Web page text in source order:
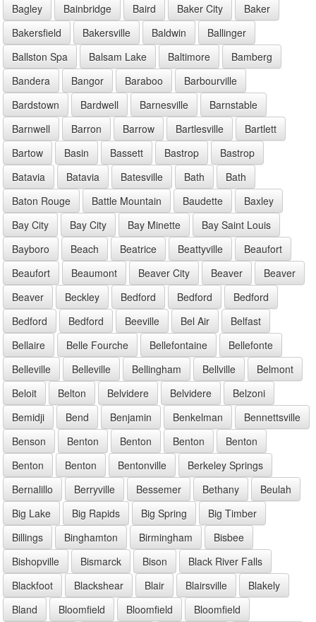
Bagley
Bainbridge Baird Baker City
Baker
Bakersfield
Bakersville Baldwin
Ballinger
Ballston Spa
Balsam Lake Baltimore
Bamberg
Bandera
Bangor Baraboo
Barbourville
Bardstown
Bardwell Barnesville
Barnstable
Barnwell
Barron Barrow Bartlesville
Bartlett
Bartow
Basin Bassett Bastrop
Bastrop
Batavia
Batavia Batesville Bath
Bath
Baton Rouge
Battle Mountain Baudette
Baxley
Bay City
Bay City Bay Minette
Bay Saint Louis
Bayboro
Beach Beatrice Beattyville
Beaufort
Beaufort
Beaumont Beaver City Beaver
Beaver
Beaver
Beckley Bedford Bedford
Bedford
Bedford
Bedford Beeville Bel Air
Belfast
Bellaire
Belle Fourche Bellefontaine
Bellefonte
Belleville
Belleville Bellingham Bellville
Belmont
Beloit
Belton Belvidere Belvidere
Belzoni
Bemidji
Bend Benjamin Benkelman
Bennettsville
Benson
Benton Benton Benton
Benton
Benton
Benton Bentonville
Berkeley Springs
Bernalillo
Berryville Bessemer Bethany
Beulah
Big Lake
Big Rapids Big Spring
Big Timber
Billings
Binghamton Birmingham
Bisbee
Bishopville
Bismarck Bison
Black River Falls
Blackfoot
Blackshear Blair Blairsville
Blakely
Bland
Bloomfield Bloomfield
Bloomfield